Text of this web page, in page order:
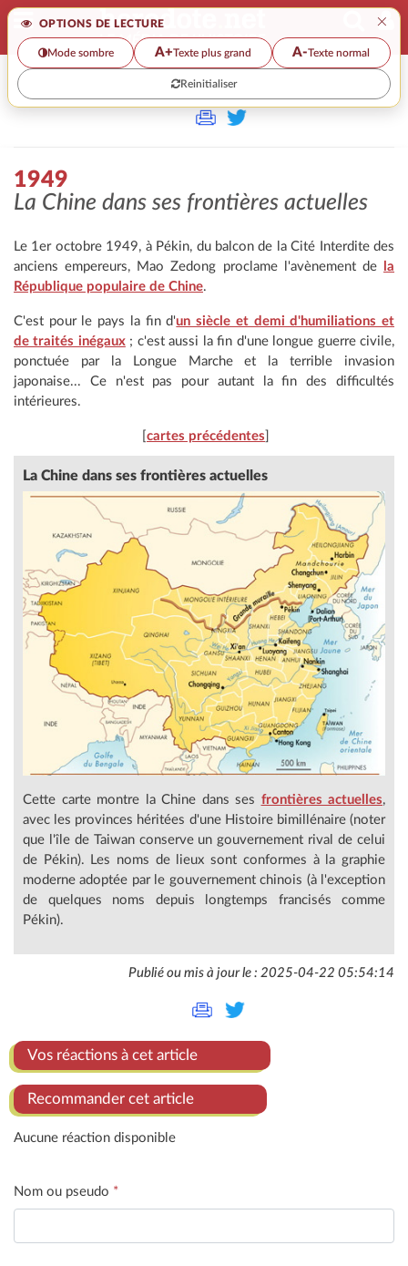
OPTIONS DE LECTURE ×
Mode sombre A+Texte plus grand A-Texte normal
Reinitialiser
>
1949
La Chine dans ses frontières actuelles
Le 1er octobre 1949, à Pékin, du balcon de la Cité Interdite des
anciens empereurs, Mao Zedong proclame l'avènement de
la
République populaire de Chine.
C'est pour le pays la fin d'un siècle et demi d'humiliations et
de traités inégaux; c'est aussi la fin d'une longue guerre civile,
ponctuée par la Longue Marche et la terrible invasion
japonaise... Ce n'est pas pour autant la fin des difficultés
intérieures.
cartes précédentes
La Chine dans ses frontières actuelles
Cette carte montre la Chine dans ses frontières actuelles,
avec les provinces héritées d'une Histoire bimillénaire (noter
que l'île de Taiwan conserve un gouvernement rival de celui
de Pékin). Les noms de lieux sont conformes à la graphie
moderne adoptée par le gouvernement chinois (à l'exception
de quelques noms depuis longtemps francisés comme
Pékin).
Publié ou mis à jour le : 2025-04-22 05:54:14
Vos réactions à cet article
Recommander cet article
Aucune réaction disponible
Nom ou pseudo *